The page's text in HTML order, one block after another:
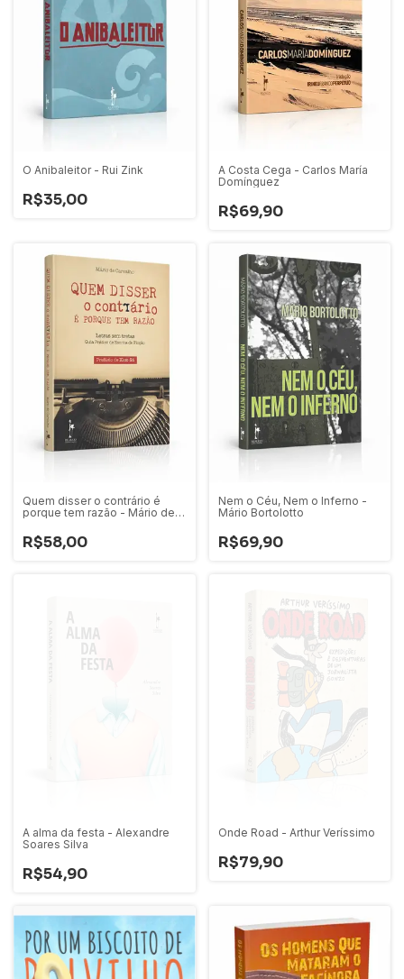
O Anibaleitor - Rui Zink
R$35,00
A Costa Cega - Carlos María
Domínguez
R$69,90
Quem disser o contrário é
porque tem razão - Mário de
R$58,00
Nem o Céu, Nem o Inferno -
Mário Bortolotto
R$69,90
A alma da festa - Alexandre
Soares Silva
R$54,90
Onde Road - Arthur Veríssimo
R$79,90